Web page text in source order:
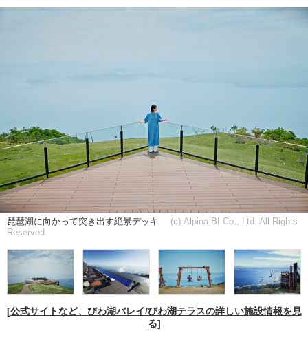
琵琶湖に向かって突き出す絶景デッキ
(c) Alpina BI Co., Ltd. All Rights
Reserved.
[公式サイトなど、びわ湖バレイ/びわ湖テラスの詳しい施設情報を見
る]